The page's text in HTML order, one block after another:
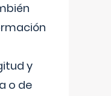
y
o de